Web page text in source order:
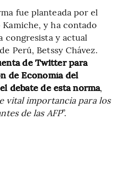
fue planteada por el
y ha contado
congresista y actual
Perú, Betssy Chávez.
de Twitter para
de Economía del
debate de esta norma,
vital importancia para los
de las AFP”.